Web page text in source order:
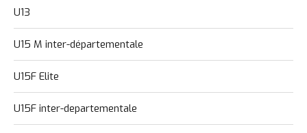
U13
U15 M inter-départementale
U15F Elite
U15F inter-departementale